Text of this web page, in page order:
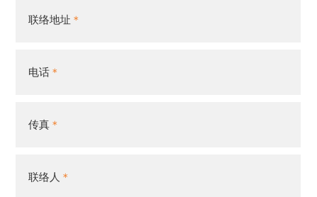
联络地址
电话
传真
联络人